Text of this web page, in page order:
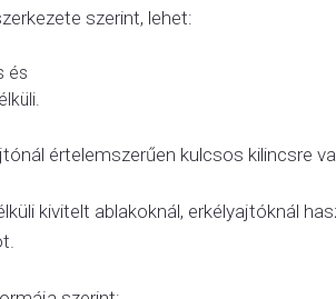
szerint, lehet:
és
értelemszerűen kulcsos kilincsre
kivitelt ablakoknál, erkélyajtóknál